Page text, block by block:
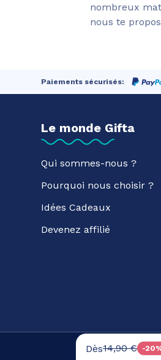
Dès14,90 € -
nombreux
nous te
Paiements sécurisés:
Le monde Gifta
Qui sommes-nous ?
Pourquoi nous choisir ?
Idées Cadeaux
Devenez affilié